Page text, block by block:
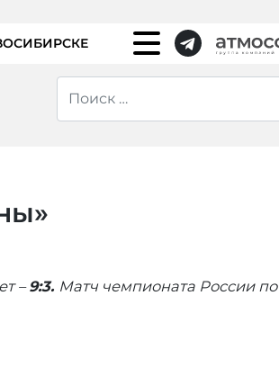
–9:3. Матч чемпионата России по